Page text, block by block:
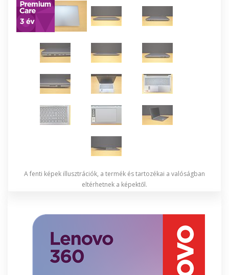
A fenti képek illusztrációk, a termék és tartozékai a valóságban
eltérhetnek a képektől.